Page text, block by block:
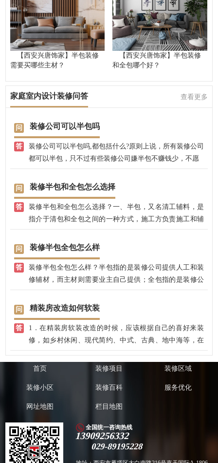
【西安兴唐饰家】半包装修
需要买哪些主材？
【西安兴唐饰家】半包装修
和全包哪个好？
家庭室内设计装修问答 查看更多
装修公司可以半包吗
装修公司可以半包吗,都包括什么?原则上说，所有装修公司
都可以半包，只不过有些装修公司嫌半包不赚钱少，不愿
意半包，兴唐饰家，专业半包装修，去中介不转包，先装
修后付款，价格透明优惠，一次性报价零增项，多退少不
或者网站留电咨询。
装修半包和全包怎么选择
装修半包和全包怎么选择？一、半包，又名清工辅料，是
指介于清包和全包之间的一种方式，施工方负责施工和辅
料的采购，价值较高的主料自己采购可以控制费用的大
头，种类繁杂价值较低的辅料业主不容易搞得清，由施工
司将会负责购买更多的材料，甚至可以说包括全部的主材
（当然你有自己想买的，也可以和装修公司协商自己购
买）。
装修半包全包怎么样
装修半包全包怎么样？半包指的是装修公司提供人工和装
修辅材，而主材则需要业主自己提供；全包指的是装修公
司提供人工、主材和辅材，而业主则不需要提供什么支
持，基本上，装修之后可以直接布置家具家电软装等搭配
了。辅材：水泥、沙子、龙骨、油漆涂料、胶类、腻子、
饰面板、电线、水管、连接件等等；主材：瓷砖地板、踢
脚线、五金洁具类（马桶、卫浴等）、橱柜、衣柜、门、
门槛石、墙纸、窗台石、窗帘布艺、楼梯（复式）等。
精装房改造如何软装
1．在精装房软装改造的时候，应该根据自己的喜好来装
修，如乡村休闲、现代简约、中式、古典、地中海等，在
这些风格下选择家具可以让平淡无奇的精装房展示出或乡
村或奢华或古典的气质。另外，精装房软装可以通过改变
2．尽管精装房软装可以改变精装房的风格，但也要与精装
房硬装结合才能较好地表现你自己想要的风格。所以在精
的小改造，以得到自己想要的精装房风格。这些改造不用
大拆大建，只需要根据风格来定制家具，这样就可以实现
家具饰品风格与硬装完美搭配。
首页 装修项目 装修区域
装修小区 装修百科 服务优化
网址地图 栏目地图
全国统一咨询热线
13909256332
029-89195228